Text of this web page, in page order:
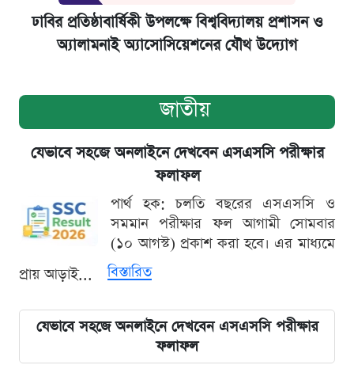
ঢাবির প্রতিষ্ঠাবার্ষিকী উপলক্ষে বিশ্ববিদ্যালয় প্রশাসন ও
অ্যালামনাই অ্যাসোসিয়েশনের যৌথ উদ্যোগ
জাতীয়
যেভাবে সহজে অনলাইনে দেখবেন এসএসসি পরীক্ষার
ফলাফল
পার্থ হক: চলতি বছরের এসএসসি ও
সমমান পরীক্ষার ফল আগামী সোমবার
(১০ আগস্ট) প্রকাশ করা হবে। এর মাধ্যমে
প্রায় আড়াই...
বিস্তারিত
যেভাবে সহজে অনলাইনে দেখবেন এসএসসি পরীক্ষার
ফলাফল